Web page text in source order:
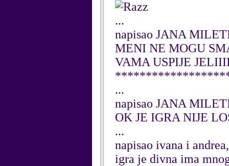
...
napisao JANA
MENI NE MOGU
VAMA USPIJE
...
napisao JANA
OK JE IGRA NIJE
...
napisao ivana i
igra je divna ima